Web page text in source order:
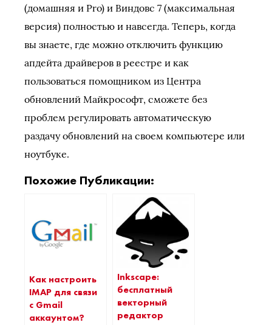
(домашняя и Pro) и Виндовс 7 (максимальная
версия) полностью и навсегда. Теперь, когда
вы знаете, где можно отключить функцию
апдейта драйверов в реестре и как
пользоваться помощником из Центра
обновлений Майкрософт, сможете без
проблем регулировать автоматическую
раздачу обновлений на своем компьютере или
ноутбуке.
Похожие Публикации:
Как настроить
IMAP для связи
с Gmail
аккаунтом?
Inkscape:
бесплатный
векторный
редактор